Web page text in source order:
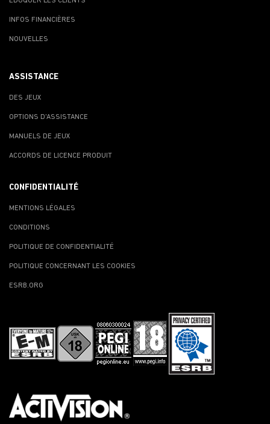
INFOS FINANCIÈRES
NOUVELLES
ASSISTANCE
DES JEUX
OPTIONS D'ASSISTANCE
MANUELS DE JEUX
ACCORDS DE LICENCE PRODUIT
CONFIDENTIALITÉ
MENTIONS LÉGALES
CONDITIONS
POLITIQUE DE CONFIDENTIALITÉ
POLITIQUE CONCERNANT LES COOKIES
ESRB.ORG